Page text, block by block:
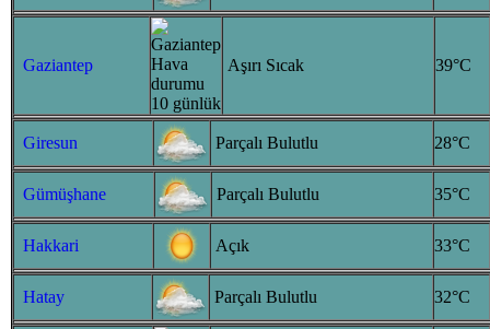
Gaziantep Aşırı Sıcak 39°C
Giresun Parçalı Bulutlu 28°C
Gümüşhane Parçalı Bulutlu 35°C
Hakkari Açık 33°C
Hatay Parçalı Bulutlu 32°C